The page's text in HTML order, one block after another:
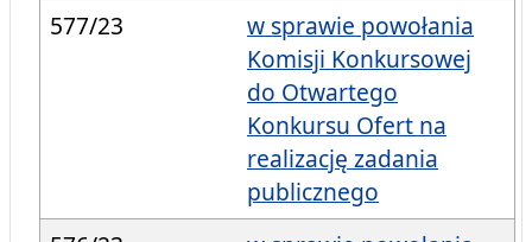
577/23
w sprawie powołania
Komisji Konkursowej
do Otwartego
Konkursu Ofert na
realizację zadania
publicznego